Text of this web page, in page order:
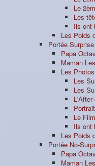
Le
Les
Ils ont
Les Poids
Portée
Papa
Maman
Les Photos
Les
Les
L'After
Le Film
Ils ont
Les Poids
Portée No-
Papa
Maman